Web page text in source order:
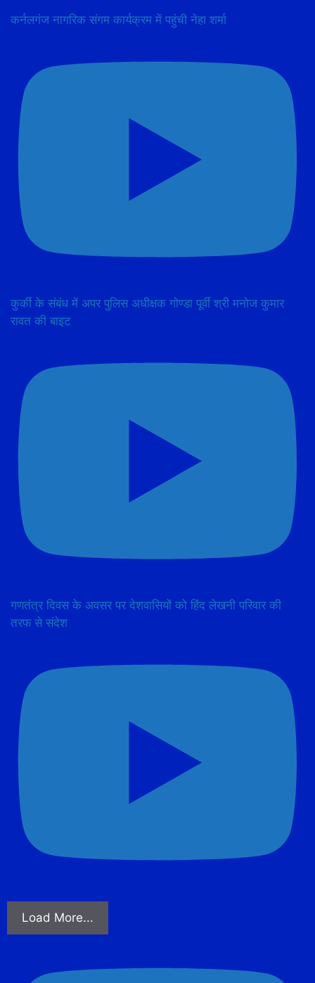
कर्नलगंज नागरिक संगम कार्यक्रम में पहुंची नेहा शर्मा
कुर्की के संबंध में अपर पुलिस अधीक्षक गोण्डा पूर्वी श्री मनोज कुमार
रावत की बाइट
गणतंत्र दिवस के अवसर पर देशवासियों को हिंद लेखनी परिवार की
तरफ से संदेश
Load More...